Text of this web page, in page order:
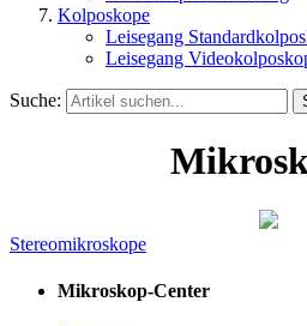
Kolposkope
Leisegang
Leisegang
Suche:
Stereomikroskope
Mikroskop-Center